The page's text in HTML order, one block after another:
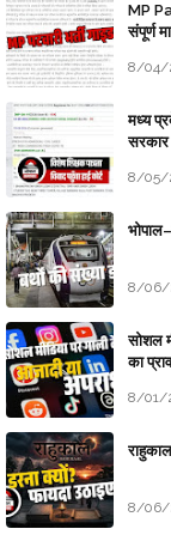
MP
संपूर्ण
8/04/
मध्य
सरकार
8/05/
8/06/
सोशल
का
8/01/
8/06/